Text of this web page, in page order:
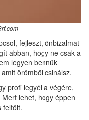
fejleszt, önbizalmat
abban, hogy ne csak a
legyen bennük
örömből csinálsz.
profi legyél a végére,
lehet, hogy éppen
feltölt.